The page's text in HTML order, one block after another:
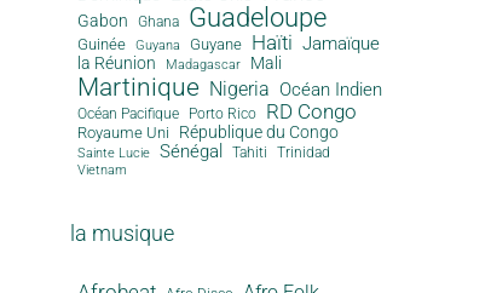
Gabon Ghana Guadeloupe
Guinée Guyana Guyane Haïti Jamaïque
la Réunion Madagascar Mali
Martinique Nigeria Océan Indien
Océan Pacifique Porto Rico RD Congo
Royaume Uni République du Congo
Sainte Lucie Sénégal Tahiti Trinidad
Vietnam
la musique